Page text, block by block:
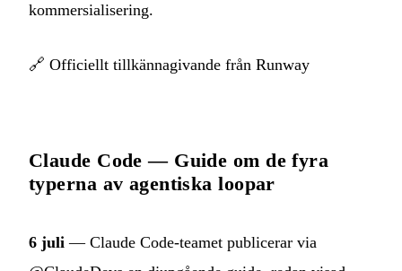
kommersialisering.
🔗 Officiellt tillkännagivande från Runway
Claude Code — Guide om de fyra
typerna av agentiska loopar
6 juli — Claude Code-teamet publicerar via